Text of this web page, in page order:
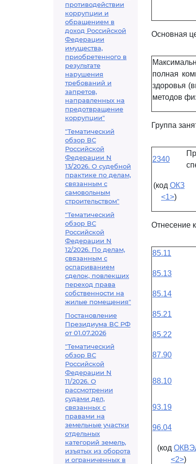
противодействии
коррупции и
обращением в
доход Российской
Федерации
имущества,
приобретенного в
результате
нарушения
требований и
запретов,
направленных на
предотвращение
коррупции"
"Тематический
обзор ВС
Российской
Федерации N
13/2026. О судебной
практике по делам,
связанным с
самовольным
строительством"
"Тематический
обзор ВС
Российской
Федерации N
12/2026. По делам,
связанным с
оспариванием
сделок, повлекших
переход права
собственности на
жилые помещения"
Постановление
Президиума ВС РФ
от 01.07.2026
"Тематический
обзор ВС
Российской
Федерации N
11/2026. О
рассмотрении
судами дел,
связанных с
правами на
земельные участки
отдельных
категорий земель,
изъятых из оборота
и ограниченных в
Основная
полная
здоровья
методов
Группа
2340
(код ОКЗ
<1>)
Отнесение
85.11
85.13
85.14
85.21
85.22
87.90
88.10
93.19
96.04
(код
<2>)